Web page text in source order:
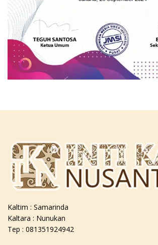
Kaltim : Samarinda
Kaltara : Nunukan
Tep : 081351924942